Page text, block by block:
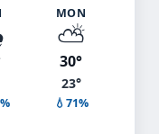
MON
⛅
30°
23°
💧71%